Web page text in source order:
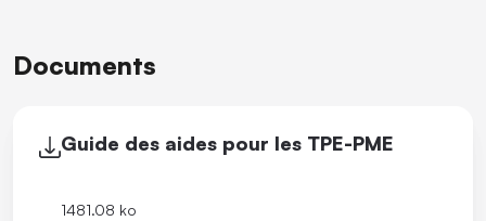
Documents
Guide des aides pour les TPE-PME
1481.08 ko